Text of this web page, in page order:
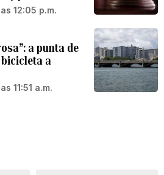
12:05 p.m.
a punta de
a
11:51 a.m.